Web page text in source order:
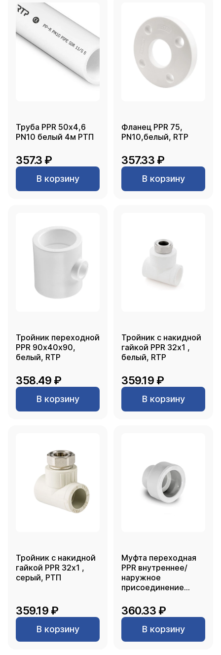
Труба PPR 50х4,6
PN10 белый 4м РТП
357.3 ₽
В корзину
Фланец PPR 75,
PN10,белый, RTP
357.33 ₽
В корзину
Тройник переходной
PPR 90х40х90,
белый, RTP
358.49 ₽
В корзину
Тройник с накидной
гайкой PPR 32х1 ,
белый, RTP
359.19 ₽
В корзину
Тройник с накидной
гайкой PPR 32х1 ,
серый, РТП
359.19 ₽
В корзину
Муфта переходная
PPR внутреннее/
наружное
присоединение
360.33 ₽
В корзину